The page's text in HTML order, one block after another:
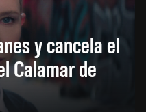
y cancela el
Calamar de